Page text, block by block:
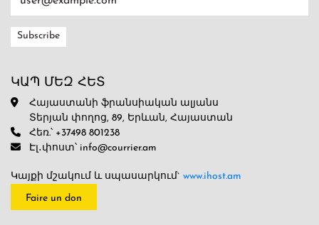
ԿԱՊ ՄԵԶ ՀԵՏ
Հայաստանի ֆրանսիական ալյանս
Տերյան փողոց, 89, Երևան, Հայաստան
Հեռ.՝ +37498 801238
Էլ․փոստ՝ info@courrier.am
Կայքի մշակում և սպասարկում` www.ihost.am
Faire un don